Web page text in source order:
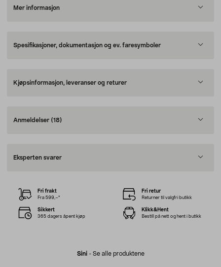
Mer informasjon
Spesifikasjoner, dokumentasjon og ev. faresymboler
Kjøpsinformasjon, leveranser og returer
Anmeldelser (18)
Eksperten svarer
Sini- Se alle produktene
Fri frakt
Fra 599,–*
Fri retur
Returner til valgfri butikk
Sikkert
365 dagers åpent kjøp
Klikk&Hent
Bestill på nett og hent i butikk